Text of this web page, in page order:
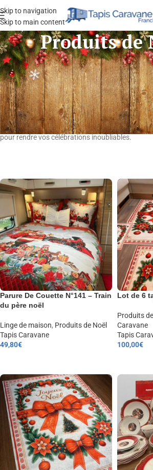
Skip to navigation
Skip to main content
Produits de
Bienvenue dans notre collection magique de
Découvrez une sélection unique detapis de Noël
pour transformer votre maison en un véritable
tapis festifs, tels que letapis Père Noël,
chaleureuse et conviviale à vos fêtes de fin
recherchiez des idées de décoration pour Noël
Noëlpour sublimer votre intérieur, nous avons
pour rendre vos célébrations inoubliables.
Parure De Couette N°141 – Train
du père noël
Linge de maison, Produits de Noël
Tapis Caravane
49,80€
Lot de 6
Produits
Caravane
Tapis
100,00€